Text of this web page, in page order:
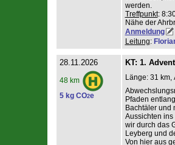
werden.
Treffpunkt:
Nähe der
Anmeldung
Leitung:
28.11.2026
48 km
5 kg CO2e
KT: 1.
Länge: 31 km,
Pfaden
Bachtäler und
Aussichten
wir durch das
Leyberg und
Von hier aus